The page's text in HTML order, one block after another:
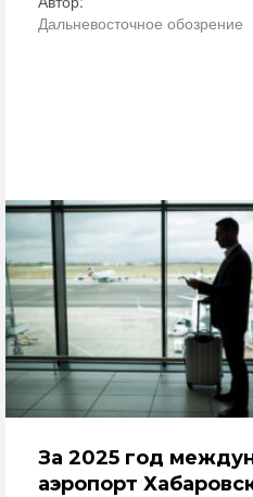
Дальневосточное обозрение
За 2025 год
аэропорт